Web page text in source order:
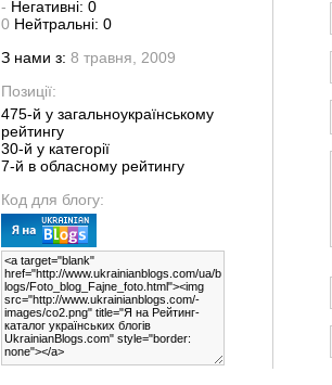
- Негативні: 0
0 Нейтральні: 0
З нами з: 8 травня, 2009
Позиції:
475-й у загальноукраїнському
рейтингу
30-й у категорії
7-й в обласному рейтингу
Код для блогу: